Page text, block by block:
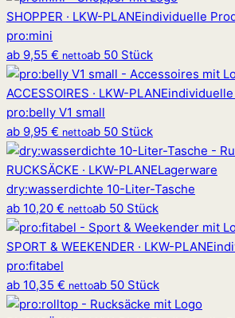
SHOPPER · LKW-PLANEindividuelle
pro:mini
ab 9,55 € nettoab 50 Stück
ACCESSOIRES · LKW-PLANE
pro:belly V1 small
ab 9,95 € nettoab 50 Stück
RUCKSÄCKE · LKW-PLANELagerware
dry:wasserdichte 10-Liter-Tasche
ab 10,20 € nettoab 50 Stück
SPORT & WEEKENDER · LKW-PLANE
pro:fitabel
ab 10,35 € nettoab 50 Stück